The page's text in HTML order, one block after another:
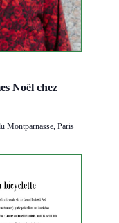
Noël chez
Montparnasse, Paris